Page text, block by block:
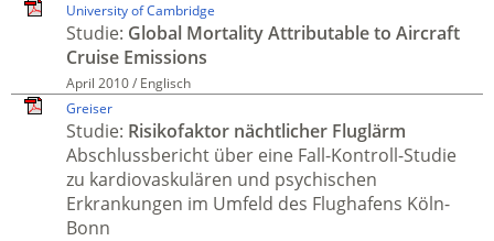
University of Cambridge
Studie: Global Mortality Attributable to Aircraft
Cruise Emissions
April 2010 / Englisch
Greiser
Studie: Risiko­faktor nächt­licher Flug­lärm
Abschluss­bericht über eine Fall-Kontroll-Studie
zu kardio­vasku­lären und psychischen
Erkrankungen im Umfeld des Flug­hafens Köln-
Bonn